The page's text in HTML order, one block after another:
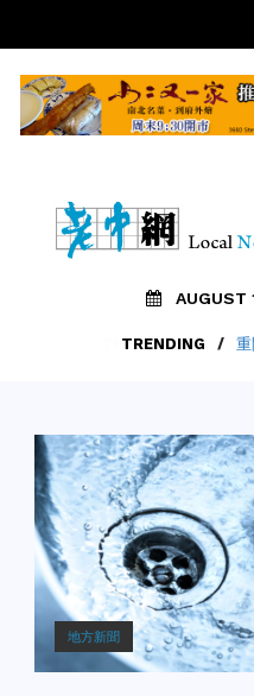
AUGUST
TRENDING / 重
地方新聞